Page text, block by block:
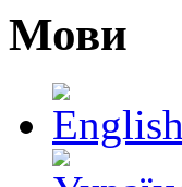
Мови